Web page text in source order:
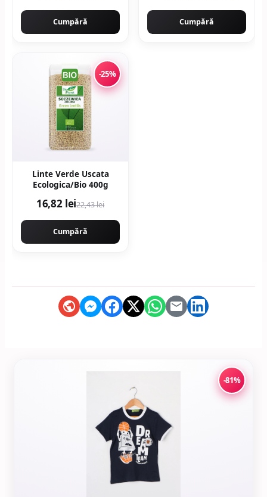
Cumpără Cumpără
-25%
Linte Verde Uscata
Ecologica/Bio 400g
16,82 lei22,43 lei
Cumpără
-81%